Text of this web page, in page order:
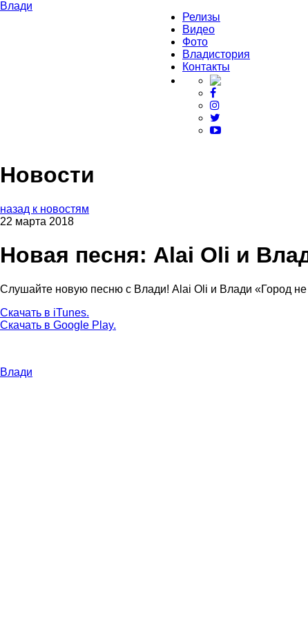
Влади
Релизы
Видео
Фото
Владистория
Контакты
Новости
назад к новостям
22 марта 2018
Новая песня: Alai Oli и
Слушайте новую песню с Влади! Alai Oli и Влади «Город
Скачать в iTunes.
Скачать в Google Play.
Влади